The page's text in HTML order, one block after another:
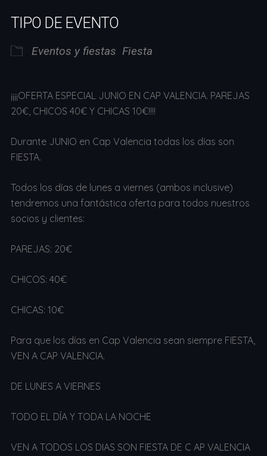
TIPO DE EVENTO
Eventos y fiestas Fiesta
¡¡¡¡OFERTA ESPECIAL JUNIO EN CAP VALENCIA. PAREJAS
20€, CHICOS 40€ Y CHICAS 10€!!!!
Durante JUNIO en Cap Valencia todas los días son
FIESTA.
Todos los días de lunes a viernes (ambos inclusive)
tendremos una fantástica oferta para todos nuestros
socios y clientes:
PAREJAS: 20€
CHICOS: 40€
CHICAS: 10€
Para que los días en Cap Valencia sean siempre FIESTA,
VEN A CAP VALENCIA.
DE LUNES A VIERNES
TODO EL DÍA Y TODA LA NOCHE
VEN A TODOS LOS DIAS SON FIESTA DE C AP VALENCIA